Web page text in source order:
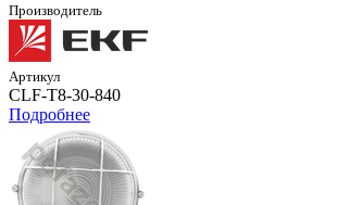
Производитель
Артикул
CLF-T8-30-840
Подробнее